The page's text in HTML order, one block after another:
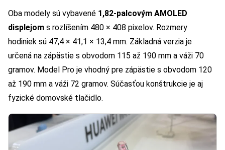
Oba modely sú vybavené 1,82-palcovým AMOLED
displejom s rozlíšením 480 × 408 pixelov. Rozmery
hodiniek sú 47,4 × 41,1 × 13,4 mm. Základná verzia je
určená na zápästie s obvodom 115 až 190 mm a váži 70
gramov. Model Pro je vhodný pre zápästie s obvodom 120
až 190 mm a váži 72 gramov. Súčasťou konštrukcie je aj
fyzické domovské tlačidlo.